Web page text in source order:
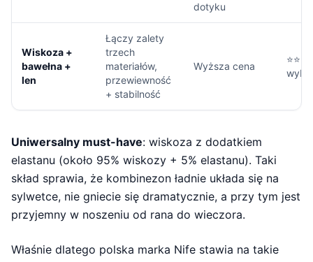
dotyku
Wiskoza +
bawełna +
len
Łączy zalety
trzech
materiałów,
przewiewność
+ stabilność
Wyższa cena
Uniwersalny must-have: wiskoza z dodatkiem
elastanu (około 95% wiskozy + 5% elastanu). Taki
skład sprawia, że kombinezon ładnie układa się na
sylwetce, nie gniecie się dramatycznie, a przy tym jest
przyjemny w noszeniu od rana do wieczora.
Właśnie dlatego polska marka Nife stawia na takie